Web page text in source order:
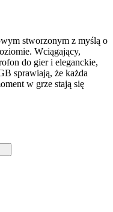
stworzonym z myślą o
Wciągający,
do gier i eleganckie,
sprawiają, że każda
w grze stają się